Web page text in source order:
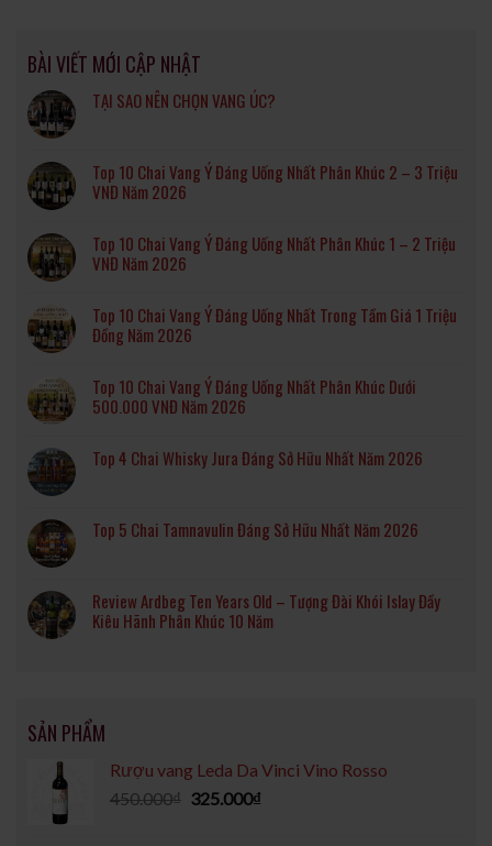
BÀI VIẾT MỚI CẬP NHẬT
TẠI SAO NÊN CHỌN VANG ÚC?
Top 10 Chai Vang Ý Đáng Uống Nhất Phân Khúc 2 – 3 Triệu
VNĐ Năm 2026
Top 10 Chai Vang Ý Đáng Uống Nhất Phân Khúc 1 – 2 Triệu
VNĐ Năm 2026
Top 10 Chai Vang Ý Đáng Uống Nhất Trong Tầm Giá 1 Triệu
Đồng Năm 2026
Top 10 Chai Vang Ý Đáng Uống Nhất Phân Khúc Dưới
500.000 VNĐ Năm 2026
Top 4 Chai Whisky Jura Đáng Sở Hữu Nhất Năm 2026
Top 5 Chai Tamnavulin Đáng Sở Hữu Nhất Năm 2026
Review Ardbeg Ten Years Old – Tượng Đài Khói Islay Đầy
Kiêu Hãnh Phân Khúc 10 Năm
SẢN PHẨM
Rượu vang Leda Da Vinci Vino Rosso
450.000₫ 325.000₫